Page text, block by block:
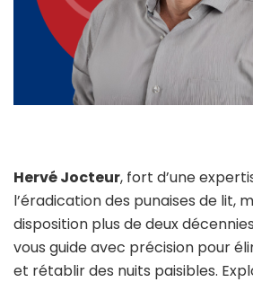
Hervé Jocteur, fort d’une
l’éradication des punaises de lit,
disposition plus de deux
vous guide avec précision pour
et rétablir des nuits paisibles.